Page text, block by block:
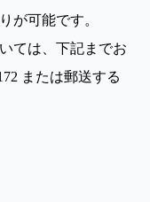
が可能です。
ては、下記までお
または郵送する